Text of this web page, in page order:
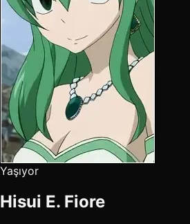
Yaşıyor
Hisui E. Fiore